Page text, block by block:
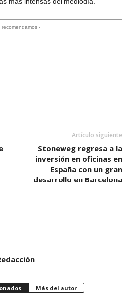
más intensas del mediodía.
recomendamos -
Artículo siguiente
Stoneweg regresa a la
inversión en oficinas en
España con un gran
desarrollo en Barcelona
Más del autor